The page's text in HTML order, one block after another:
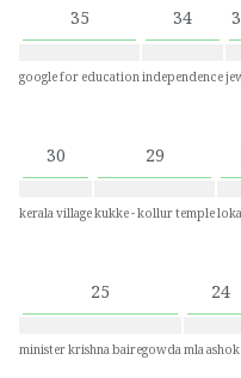
35
google for education
34
independence
30
kerala village
29
kukke - kollur temple
25
minister krishna bairegowda
24
mla